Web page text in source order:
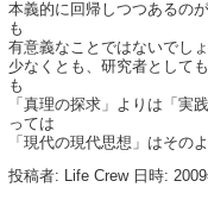
本義的に回帰しつつあるの
も
有意義なことではないでし
少なくとも、研究者として
も
「真理の探求」よりは「実
っては
「現代の現代思想」はその
投稿者: Life Crew 日時: